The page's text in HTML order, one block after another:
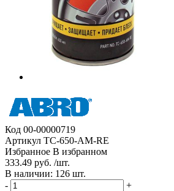
Код 00-00000719
Артикул TC-650-AM-RE
Избранное В избранном
333.49 руб. /шт.
В наличии: 126 шт.
-
+